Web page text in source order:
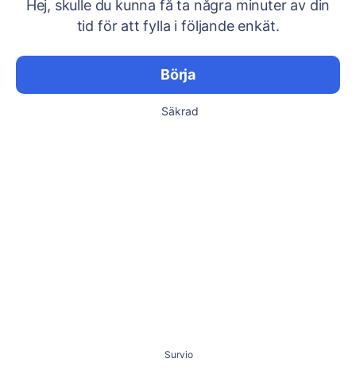
Hej, skulle du kunna få ta några minuter av din
tid för att fylla i följande enkät.
Börja
Säkrad
Survio